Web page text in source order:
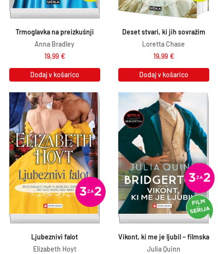
€
Trmoglavka na preizkušnji
Anna Bradley
19,99 €
Dodaj v košarico
Deset stvari, ki jih sovražim
Loretta Chase
19,99 €
Dodaj v košarico
Ljubeznivi falot
Elizabeth Hoyt
Vikont, ki me je ljubil – filmska
Julia Quinn